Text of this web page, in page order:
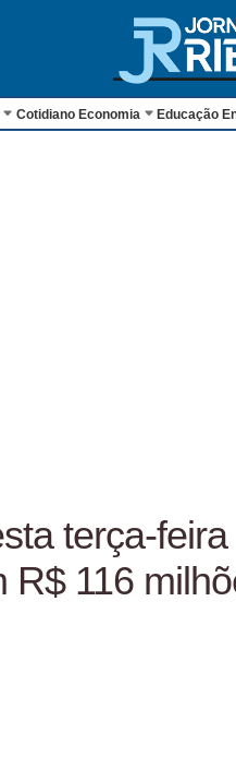
Cotidiano Economia Educação
terça-feira
R$ 116